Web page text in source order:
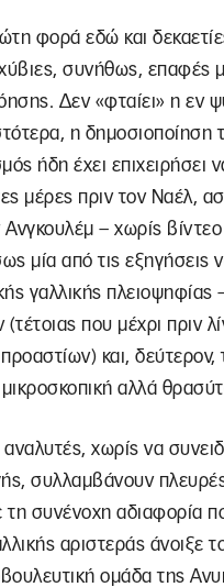
φορά εδώ και
συνήθως, επαφές
Δεν «φταίει» η εν
η δημοσιοποίηση
ήδη έχει
μέρες πριν τον Ναέλ,
Ανγκουλέμ – χωρίς
μία από τις
γαλλικής
που μέχρι πριν
και, δεύτερον,
αλλά
αναλυτές, χωρίς να
συλλαμβάνουν
τη συνένοχη αδιαφορία
αριστεράς άνοιξε
ομάδα της